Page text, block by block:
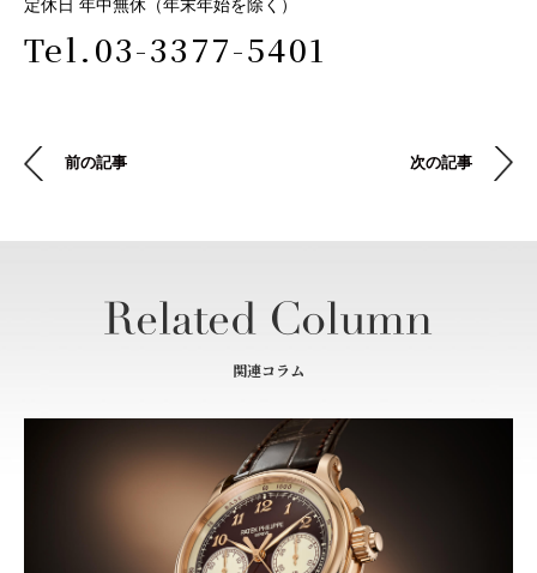
定休日 年中無休（年末年始を除く）
Tel.03-3377-5401
前の記事 次の記事
関連コラム